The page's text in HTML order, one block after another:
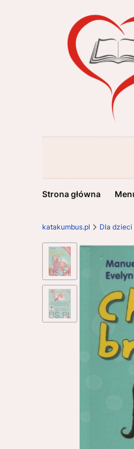
Strona główna
katakumbus.pl Dla dzieci